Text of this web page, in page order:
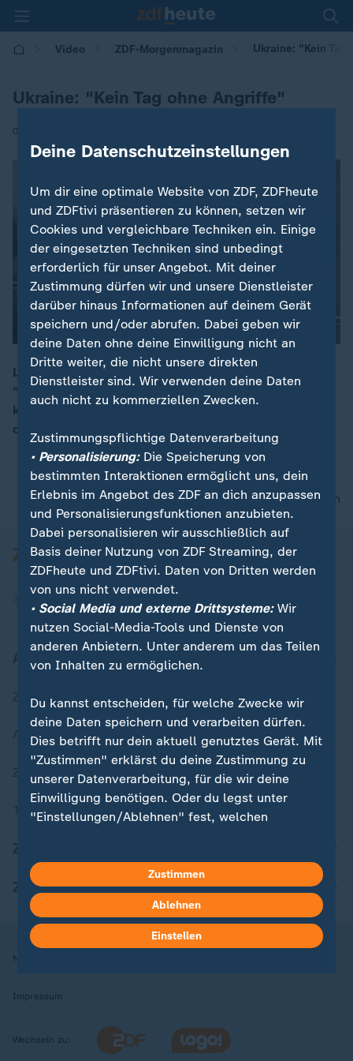
Video ZDF-Morgenmagazin Ukraine: "Kein
Ukraine: "Kein Tag ohne Angriffe"
08.12.2025 | 05:30
00:16
Laut ZDF-Reporterin Alica Jung stehen die Chancen,
"dass es irgendwann ein Ende dieses Krieges geben
könnte", eher schlecht. Zwei Punkte würden hart
diskutiert werden, berichtet sie.
nach oben
Aktuell bei ZDFheute
Zuletzt veröffentlicht
Aktuelle Sendungs-Videos
ZDFheute Stories
Themen im Überblick
ZDFheute Apps
Nutzungsbedingungen
Impressum
Wechseln zu:
Deine Datenschutzeinstellungen
Um dir eine optimale Website von ZDF, ZDFheute
und ZDFtivi präsentieren zu können, setzen wir
Cookies und vergleichbare Techniken ein. Einige
der eingesetzten Techniken sind unbedingt
erforderlich für unser Angebot. Mit deiner
Zustimmung dürfen wir und unsere Dienstleister
darüber hinaus Informationen auf deinem Gerät
speichern und/oder abrufen. Dabei geben wir
deine Daten ohne deine Einwilligung nicht an
Dritte weiter, die nicht unsere direkten
Dienstleister sind. Wir verwenden deine Daten
auch nicht zu kommerziellen Zwecken.
Zustimmungspflichtige Datenverarbeitung
• Personalisierung:Die Speicherung von
bestimmten Interaktionen ermöglicht uns, dein
Erlebnis im Angebot des ZDF an dich anzupassen
und Personalisierungsfunktionen anzubieten.
Dabei personalisieren wir ausschließlich auf
Basis deiner Nutzung von ZDF Streaming, der
ZDFheute und ZDFtivi. Daten von Dritten werden
von uns nicht verwendet.
• Social Media und externe Drittsysteme:Wir
nutzen Social-Media-Tools und Dienste von
anderen Anbietern. Unter anderem um das Teilen
von Inhalten zu ermöglichen.
Du kannst entscheiden, für welche Zwecke wir
deine Daten speichern und verarbeiten dürfen.
Dies betrifft nur dein aktuell genutztes Gerät. Mit
"Zustimmen" erklärst du deine Zustimmung zu
unserer Datenverarbeitung, für die wir deine
Einwilligung benötigen. Oder du legst unter
"Einstellungen/Ablehnen" fest, welchen
kannst du jederzeit mit Wirkung für die Zukunft
in deinen Einstellungen widerrufen oder ändern.
Hier findest du das Impressum.
Weitere Informationen findest du in unserer
Zustimmen
Ablehnen
Einstellen